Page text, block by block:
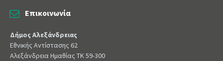
Επικοινωνία
Δήμος Αλεξάνδρειας
Εθνικής Αντίστασης 62
Αλεξάνδρεια Ημαθίας ΤΚ 59-300